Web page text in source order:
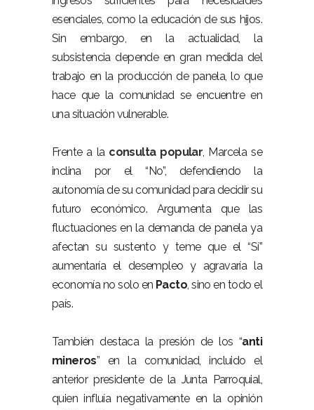
esenciales, como la educación de sus hijos.
Sin embargo, en la actualidad, la
subsistencia depende en gran medida del
trabajo en la producción de panela, lo que
hace que la comunidad se encuentre en
una situación vulnerable.
Frente a la consulta popular, Marcela se
inclina por el “No”, defendiendo la
autonomía de su comunidad para decidir su
futuro económico. Argumenta que las
fluctuaciones en la demanda de panela ya
afectan su sustento y teme que el “Sí”
aumentaría el desempleo y agravaría la
economía no solo en Pacto, sino en todo el
país.
También destaca la presión de los “anti
mineros” en la comunidad, incluido el
anterior presidente de la Junta Parroquial,
quien influía negativamente en la opinión